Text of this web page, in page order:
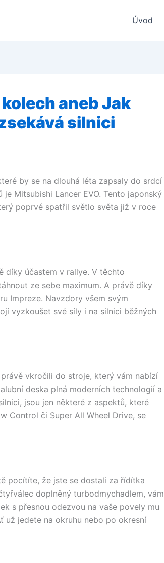
Úvod
aneb Jak
silnici
by se na dlouhá léta zapsaly do srdcí
Mitsubishi Lancer EVO. Tento japonský
poprvé spatřil světlo světa již v roce
díky účastem v rallye. V těchto
ze sebe maximum. A právě díky
Impreze. Navzdory všem svým
vyzkoušet své síly i na silnici běžných
vkročili do stroje, který vám nabízí
deska plná moderních technologií a
jsou jen některé z aspektů, které
Control či Super All Wheel Drive, se
pocítíte, že jste se dostali za řídítka
doplněný turbodmychadlem, vám
s přesnou odezvou na vaše povely mu
už jedete na okruhu nebo po okresní